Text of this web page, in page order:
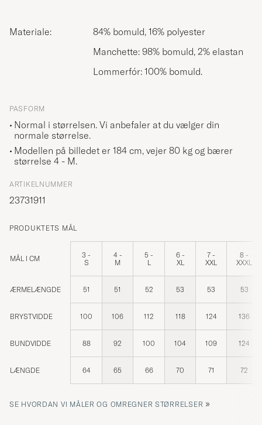
Materiale:
84% bomuld, 16% polyester
Manchette: 98% bomuld, 2% elastan
Lommerfór: 100% bomuld.
PASFORM
Normal i størrelsen. Vi anbefaler at du vælger din
normale størrelse.
Modellen på billedet er 184 cm, vejer 80 kg og bærer
størrelse 4 - M.
ARTIKELNUMMER
23731911
PRODUKTETS MÅL
MÅL I CM
3 -
S
4 -
M
5 -
L
6 -
XL
7 -
XXL
8 -
XXXL
ÆRMELÆNGDE 51 51 52 53 53 53
BRYSTVIDDE 100 106 112 118 124 136
BUNDVIDDE 88 92 100 104 109 124
LÆNGDE 64 65 66 70 71 72
SE HVORDAN VI MÅLER OG OMREGNER STØRRELSER »